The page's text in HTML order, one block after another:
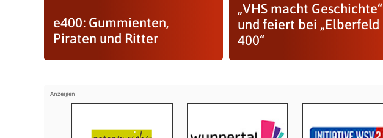
e400: Gummienten,
Piraten und Ritter
„VHS macht Geschichte“
und feiert bei „Elberfeld
400“